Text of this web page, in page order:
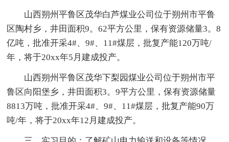
山西朔州平鲁区茂华白芦煤业公司位于朔州市平鲁
区陶村乡，井田面积9。62平方公里，保有资源储量3。8
亿吨，批准开采4#、9#、11#煤层，批复产能120万吨/
年，将于20xx年5月建成投产。
山西朔州平鲁区茂华下梨园煤业公司位于朔州市平
鲁区向阳堡乡，井田面积3。9平方公里，保有资源储量
8813万吨，批准开采4#、9#、11#煤层，批复产能90万
吨/年，将于20xx年12月建成投产。